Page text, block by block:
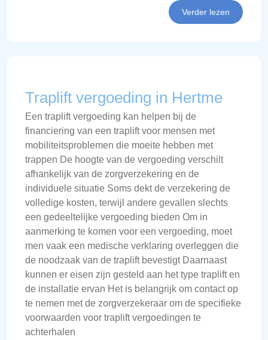
Verder lezen
Traplift vergoeding in Hertme
Een traplift vergoeding kan helpen bij de
financiering van een traplift voor mensen met
mobiliteitsproblemen die moeite hebben met
trappen De hoogte van de vergoeding verschilt
afhankelijk van de zorgverzekering en de
individuele situatie Soms dekt de verzekering de
volledige kosten, terwijl andere gevallen slechts
een gedeeltelijke vergoeding bieden Om in
aanmerking te komen voor een vergoeding, moet
men vaak een medische verklaring overleggen die
de noodzaak van de traplift bevestigt Daarnaast
kunnen er eisen zijn gesteld aan het type traplift en
de installatie ervan Het is belangrijk om contact op
te nemen met de zorgverzekeraar om de specifieke
voorwaarden voor traplift vergoedingen te
achterhalen